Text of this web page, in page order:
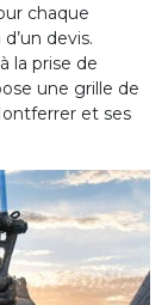
chaque
devis.
la prise de
une grille de
et ses